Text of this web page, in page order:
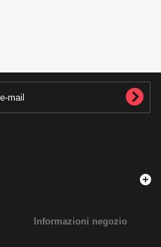
Informazioni negozio